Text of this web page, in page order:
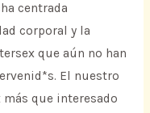
centrada
corporal y la
que aún no han
El nuestro
que interesado